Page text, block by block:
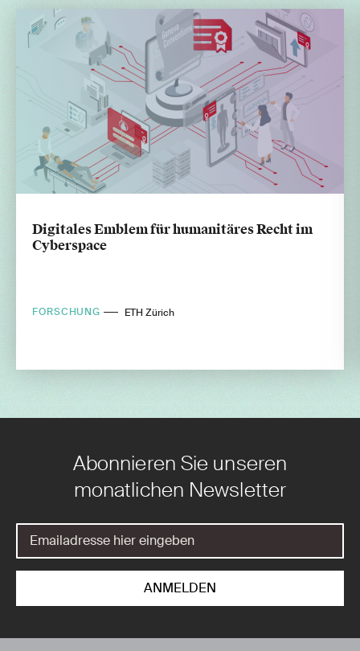
Digitales Emblem für humanitäres Recht im
Cyberspace
FORSCHUNG ETH Zürich
Abonnieren Sie unseren
monatlichen Newsletter